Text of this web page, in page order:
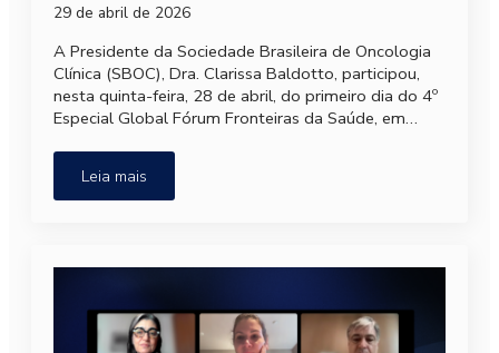
29 de abril de 2026
A Presidente da Sociedade Brasileira de Oncologia
Clínica (SBOC), Dra. Clarissa Baldotto, participou,
nesta quinta-feira, 28 de abril, do primeiro dia do 4º
Especial Global Fórum Fronteiras da Saúde, em…
Leia mais